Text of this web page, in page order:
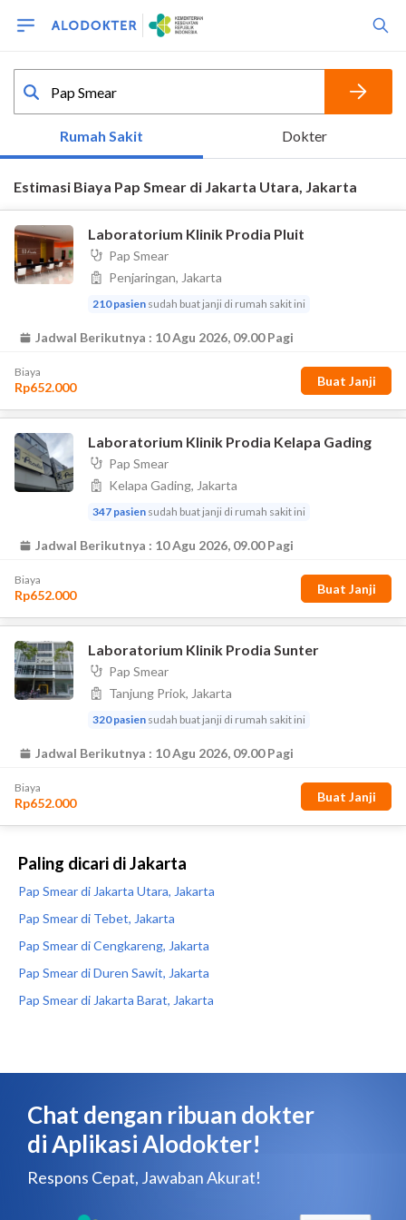
Paling dicari di Jakarta
Pap Smear di Jakarta Utara, Jakarta
Pap Smear di Tebet, Jakarta
Pap Smear di Cengkareng, Jakarta
Pap Smear di Duren Sawit, Jakarta
Pap Smear di Jakarta Barat, Jakarta